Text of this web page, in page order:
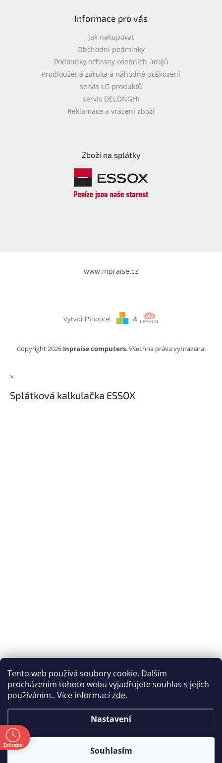
Tento web používá soubory cookie. Dalším
procházením tohoto webu vyjadřujete souhlas s jejich
používáním.. Více informacízde.
Nastavení
Souhlasím
Informace pro vás
Jak nakupovat
Obchodní podmínky
Podmínky ochrany osobních údajů
Prodloužená záruka a náhodné poškození
servis LG produktů
servis DELONGHI
Reklamace a vrácení zboží
Zboží na splátky
www.inpraise.cz
Vytvořil Shoptet &
Copyright 2026 Inpraise computers. Všechna práva vyhrazena.
×
Splátková kalkulačka ESSOX
Zobrazit